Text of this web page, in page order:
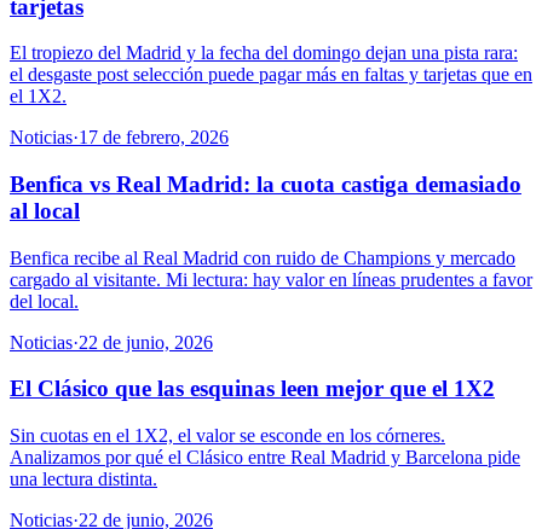
tarjetas
El tropiezo del Madrid y la fecha del domingo dejan una pista rara:
el desgaste post selección puede pagar más en faltas y tarjetas que en
el 1X2.
Noticias·17 de febrero, 2026
Benfica vs Real Madrid: la cuota castiga demasiado
al local
Benfica recibe al Real Madrid con ruido de Champions y mercado
cargado al visitante. Mi lectura: hay valor en líneas prudentes a favor
del local.
Noticias·22 de junio, 2026
El Clásico que las esquinas leen mejor que el 1X2
Sin cuotas en el 1X2, el valor se esconde en los córneres.
Analizamos por qué el Clásico entre Real Madrid y Barcelona pide
una lectura distinta.
Noticias·22 de junio, 2026